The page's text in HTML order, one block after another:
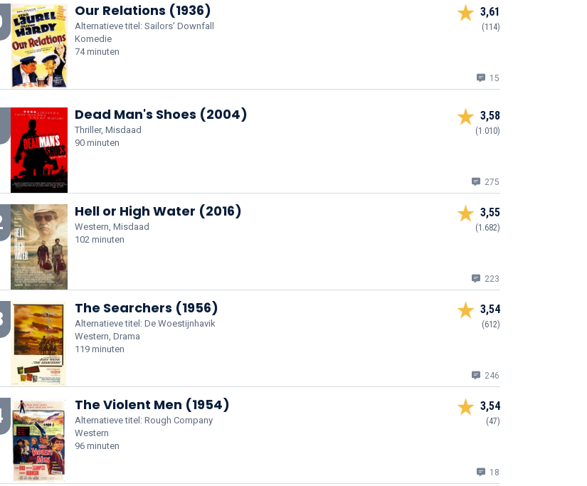
Our Relations (1936)
Alternatieve titel: Sailors' Downfall
Komedie
74 minuten
3,61
(114)
15
Dead Man's Shoes (2004)
Thriller, Misdaad
90 minuten
3,58
(1.010)
275
Hell or High Water (2016)
Western, Misdaad
102 minuten
3,55
(1.682)
223
The Searchers (1956)
Alternatieve titel: De Woestijnhavik
Western, Drama
119 minuten
3,54
(612)
246
The Violent Men (1954)
Alternatieve titel: Rough Company
Western
96 minuten
3,54
(47)
18